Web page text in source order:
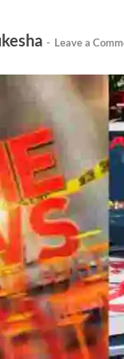
- Leave a